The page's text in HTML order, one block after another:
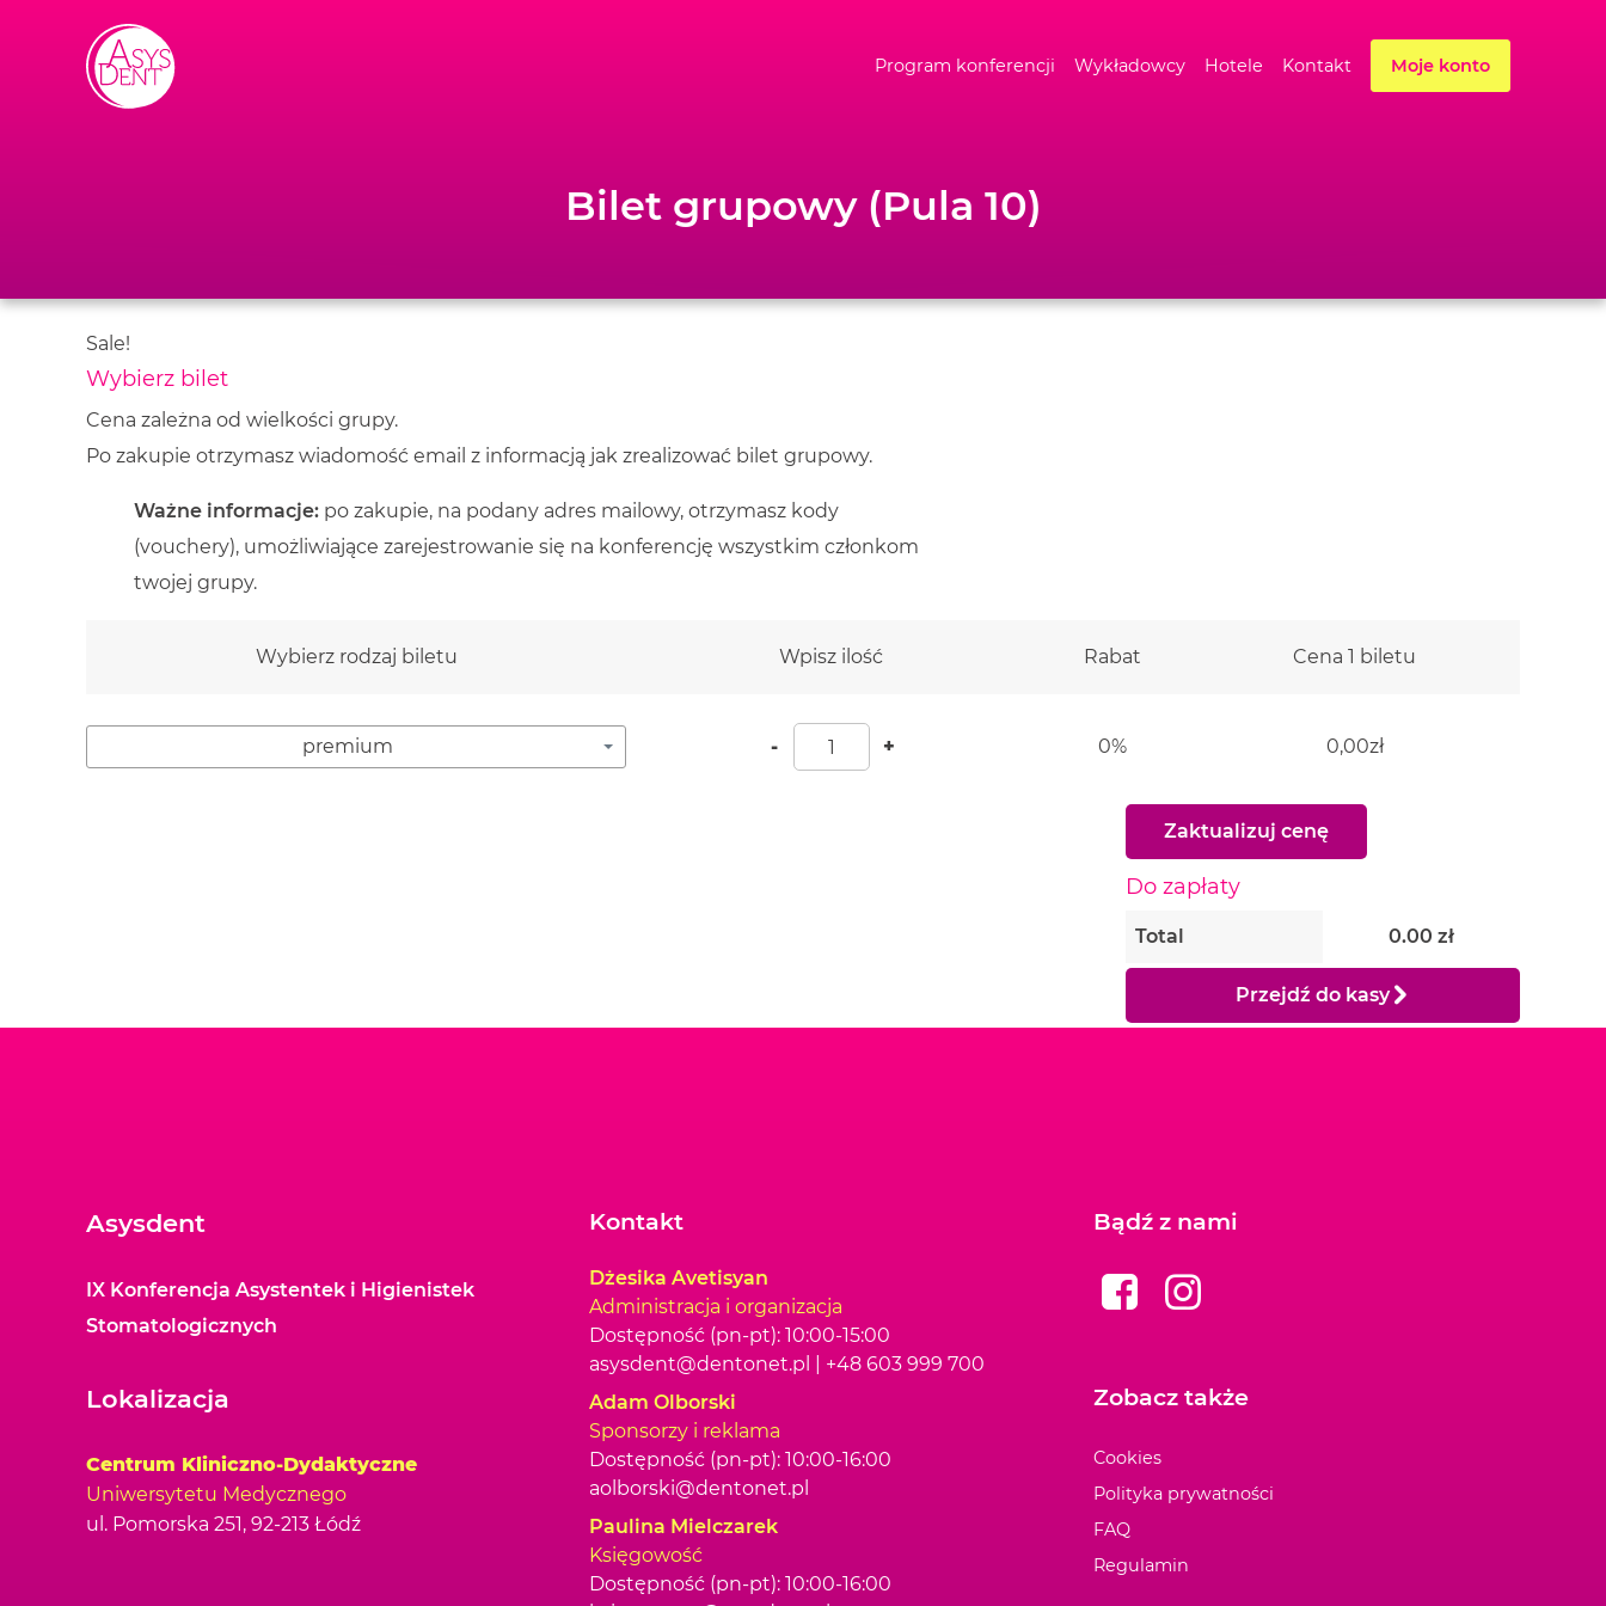
Program konferencji Wykładowcy Hotele Kontakt Moje konto
Bilet grupowy (Pula 10)
Sale!
Wybierz bilet
Cena zależna od wielkości grupy.
Po zakupie otrzymasz wiadomość email z informacją jak zrealizować bilet grupowy.
Wybierz rodzaj biletu Wpisz ilość Rabat Cena 1 biletu
premium -
Bilet grupowy (Pula 10) quantity
+ 0% 0,00zł
Zaktualizuj cenę
Do zapłaty
Total 0.00 zł
Przejdź do kasy
Ważne informacje: po zakupie, na podany adres mailowy, otrzymasz kody
(vouchery), umożliwiające zarejestrowanie się na konferencję wszystkim członkom
twojej grupy.
Asysdent
IX Konferencja Asystentek i Higienistek
Stomatologicznych
Lokalizacja
Centrum Kliniczno-Dydaktyczne
Uniwersytetu Medycznego
ul. Pomorska 251, 92-213 Łódź
Kontakt
Dżesika Avetisyan
Administracja i organizacja
Dostępność (pn-pt): 10:00-15:00
asysdent@dentonet.pl | +48 603 999 700
Adam Olborski
Sponsorzy i reklama
Dostępność (pn-pt): 10:00-16:00
aolborski@dentonet.pl
Paulina Mielczarek
Księgowość
Dostępność (pn-pt): 10:00-16:00
Zobacz także
Cookies
Polityka prywatności
FAQ
Regulamin
Bądź z nami